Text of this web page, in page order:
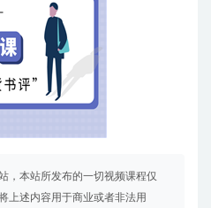
，本站所发布的一切视频课程仅
上述内容用于商业或者非法用